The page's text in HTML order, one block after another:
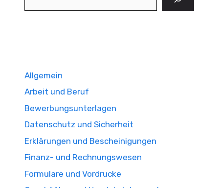
Allgemein
Arbeit und Beruf
Bewerbungsunterlagen
Datenschutz und Sicherheit
Erklärungen und Bescheinigungen
Finanz- und Rechnungswesen
Formulare und Vordrucke